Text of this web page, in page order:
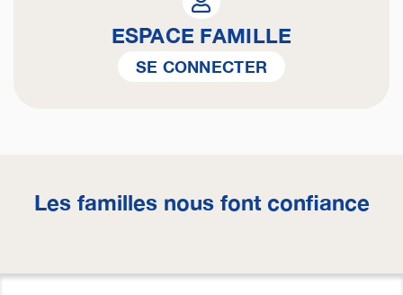
ESPACE FAMILLE
SE CONNECTER
Les familles nous font confiance